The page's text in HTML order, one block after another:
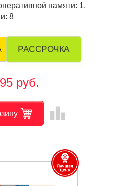
памяти: 1,
8
РАССРОЧКА
руб.
leaderboard